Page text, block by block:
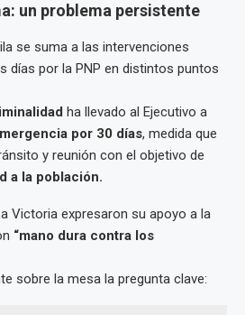
un problema persistente
se suma a las intervenciones
días por la PNP en distintos puntos
ha llevado al Ejecutivo a
por 30 días, medida que
y reunión con el objetivo de
a la población.
Victoria expresaron su apoyo a la
“mano dura contra los
sobre la mesa la pregunta clave: